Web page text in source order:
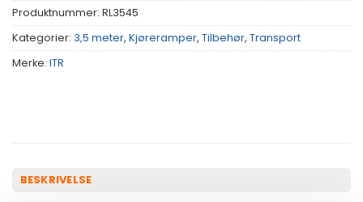
Produktnummer: RL3545
Kategorier: 3,5 meter, Kjøreramper, Tilbehør, Transport
Merke: ITR
BESKRIVELSE